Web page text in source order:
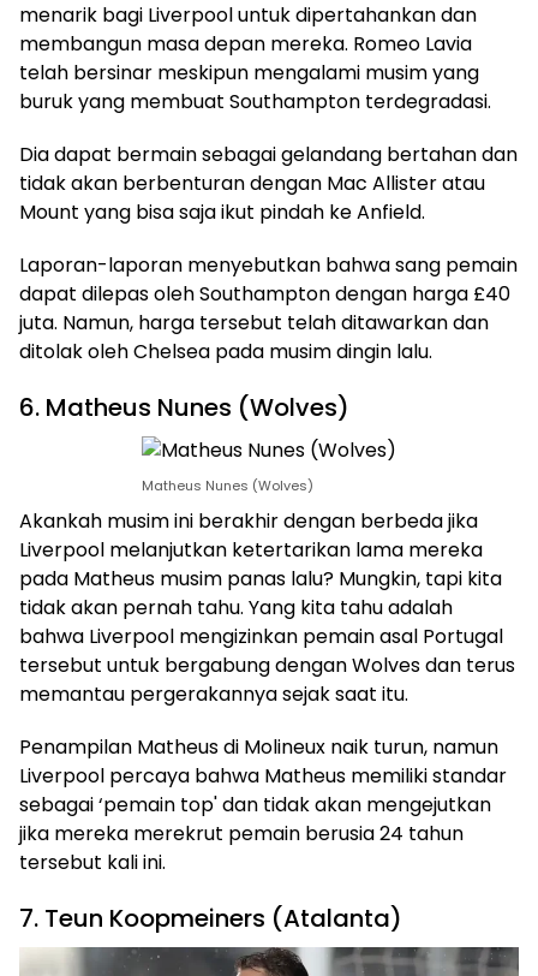
menarik bagi Liverpool untuk dipertahankan dan
membangun masa depan mereka. Romeo Lavia
telah bersinar meskipun mengalami musim yang
buruk yang membuat Southampton terdegradasi.
Dia dapat bermain sebagai gelandang bertahan dan
tidak akan berbenturan dengan Mac Allister atau
Mount yang bisa saja ikut pindah ke Anfield.
Laporan-laporan menyebutkan bahwa sang pemain
dapat dilepas oleh Southampton dengan harga £40
juta. Namun, harga tersebut telah ditawarkan dan
ditolak oleh Chelsea pada musim dingin lalu.
6. Matheus Nunes (Wolves)
Matheus Nunes (Wolves)
Akankah musim ini berakhir dengan berbeda jika
Liverpool melanjutkan ketertarikan lama mereka
pada Matheus musim panas lalu? Mungkin, tapi kita
tidak akan pernah tahu. Yang kita tahu adalah
bahwa Liverpool mengizinkan pemain asal Portugal
tersebut untuk bergabung dengan Wolves dan terus
memantau pergerakannya sejak saat itu.
Penampilan Matheus di Molineux naik turun, namun
Liverpool percaya bahwa Matheus memiliki standar
sebagai ‘pemain top' dan tidak akan mengejutkan
jika mereka merekrut pemain berusia 24 tahun
tersebut kali ini.
7. Teun Koopmeiners (Atalanta)